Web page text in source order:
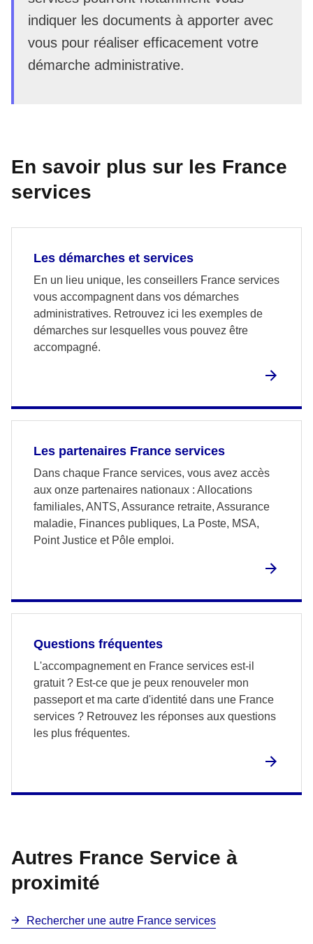
indiquer les documents à apporter avec
vous pour réaliser efficacement votre
démarche administrative.
En savoir plus sur les France
services
Les démarches et services
En un lieu unique, les conseillers France services
vous accompagnent dans vos démarches
administratives. Retrouvez ici les exemples de
démarches sur lesquelles vous pouvez être
accompagné.
Les partenaires France services
Dans chaque France services, vous avez accès
aux onze partenaires nationaux : Allocations
familiales, ANTS, Assurance retraite, Assurance
maladie, Finances publiques, La Poste, MSA,
Point Justice et Pôle emploi.
Questions fréquentes
L'accompagnement en France services est-il
gratuit ? Est-ce que je peux renouveler mon
passeport et ma carte d'identité dans une France
services ? Retrouvez les réponses aux questions
les plus fréquentes.
Autres France Service à
proximité
Rechercher une autre France services